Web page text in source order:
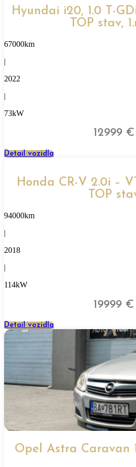
Hyundai i20, 1.0 T-
TOP stav,
67000km
|
2022
|
73kW
12999 €
Detail vozidla
Honda CR-V 2.0i –
TOP
94000km
|
2018
|
114kW
19999 €
Detail vozidla
Opel Astra Caravan